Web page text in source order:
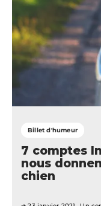
Billet d'humeur
7 comptes
nous
chien